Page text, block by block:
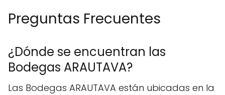
Preguntas Frecuentes
¿Dónde se encuentran las
Bodegas ARAUTAVA?
Las Bodegas ARAUTAVA están ubicadas en la